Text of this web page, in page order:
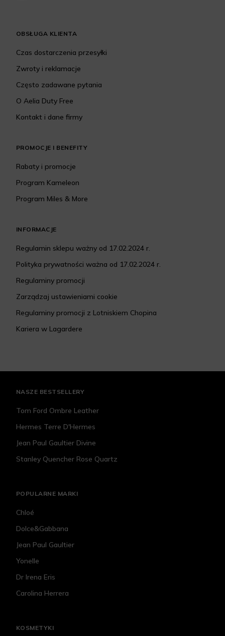
OBSŁUGA KLIENTA
Czas dostarczenia przesyłki
Zwroty i reklamacje
Często zadawane pytania
O Aelia Duty Free
Kontakt i dane firmy
PROMOCJE I BENEFITY
Rabaty i promocje
Program Kameleon
Program Miles & More
INFORMACJE
Regulamin sklepu ważny od 17.02.2024 r.
Polityka prywatności ważna od 17.02.2024 r.
Regulaminy promocji
Zarządzaj ustawieniami cookie
Regulaminy promocji z Lotniskiem Chopina
Kariera w Lagardere
NASZE BESTSELLERY
Tom Ford Ombre Leather
Hermes Terre D'Hermes
Jean Paul Gaultier Divine
Stanley Quencher Rose Quartz
POPULARNE MARKI
Chloé
Dolce&Gabbana
Jean Paul Gaultier
Yonelle
Dr Irena Eris
Carolina Herrera
KOSMETYKI